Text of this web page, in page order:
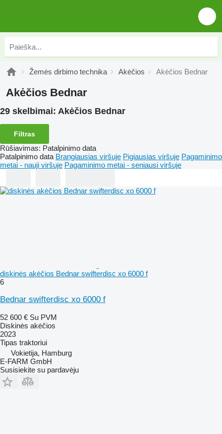
Žemės dirbimo technika Akėčios Akėčios Bednar
Akėčios Bednar
29 skelbimai: Akėčios Bednar
Filtras
Rūšiavimas: Patalpinimo data
Patalpinimo data Brangiausias viršuje Pigiausias viršuje Pagaminimo
metai - nauji viršuje Pagaminimo metai - seniausi viršuje
diskinės akėčios Bednar swifterdisc xo 6000 f
6
Bednar swifterdisc xo 6000 f
52 600 € Su PVM
Diskinės akėčios
2023
Tipas traktoriui
Vokietija, Hamburg
E-FARM GmbH
Susisiekite su pardavėju